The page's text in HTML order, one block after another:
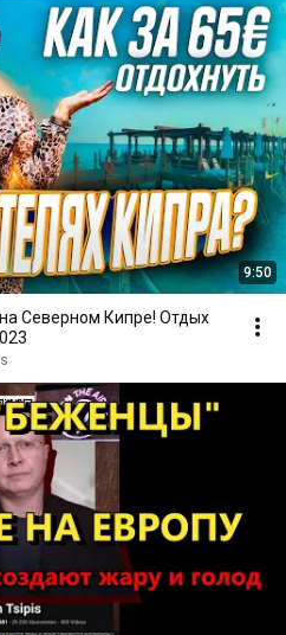
9:50
Северном Кипре! Отдых